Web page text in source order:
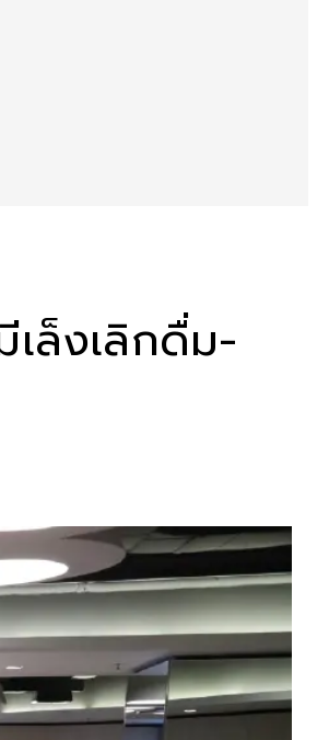
ล็งเลิกดื่ม-